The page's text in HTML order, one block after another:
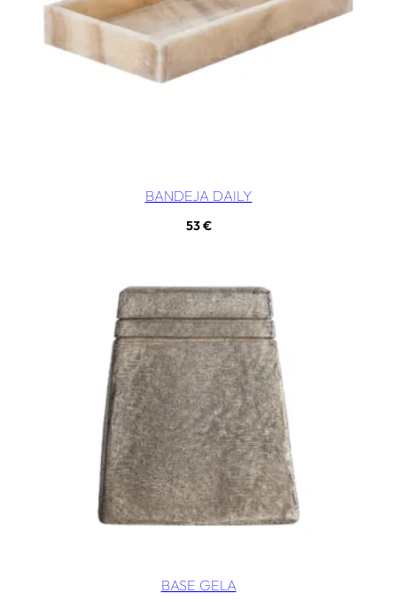
BANDEJA DAILY
53€
BASE GELA